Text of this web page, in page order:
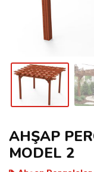
AHŞAP
MODEL 2